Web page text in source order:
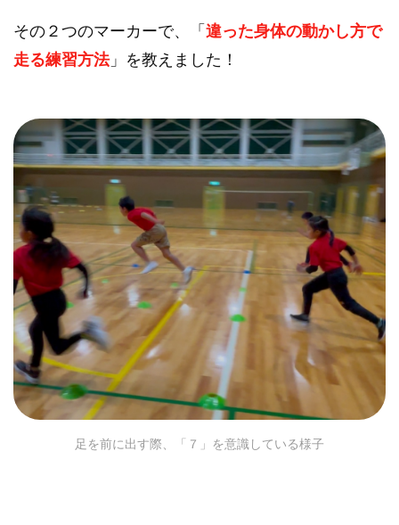
その２つのマーカーで、「 違った身体の動かし方で
走る練習方法」を教えました！
足を前に出す際、「７」を意識している様子